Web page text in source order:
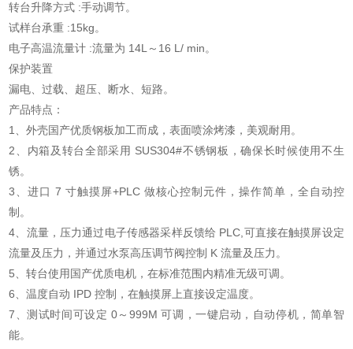
转台升降方式 :手动调节。
试样台承重 :15kg。
电子高温流量计 :流量为 14L～16 L/ min。
保护装置
漏电、过载、超压、断水、短路。
产品特点：
1、外壳国产优质钢板加工而成，表面喷涂烤漆，美观耐用。
2、内箱及转台全部采用 SUS304#不锈钢板，确保长时候使用不生
锈。
3、进口 7 寸触摸屏+PLC 做核心控制元件，操作简单，全自动控
制。
4、流量，压力通过电子传感器采样反馈给 PLC,可直接在触摸屏设定
流量及压力，并通过水泵高压调节阀控制 K 流量及压力。
5、转台使用国产优质电机，在标准范围内精准无级可调。
6、温度自动 IPD 控制，在触摸屏上直接设定温度。
7、测试时间可设定 0～999M 可调，一键启动，自动停机，简单智
能。